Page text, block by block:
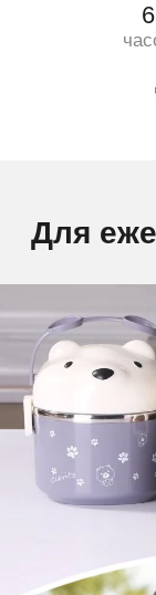
6
Для